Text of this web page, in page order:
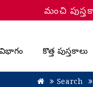
మంచి
కొత్త పుస్తకాలు
Search